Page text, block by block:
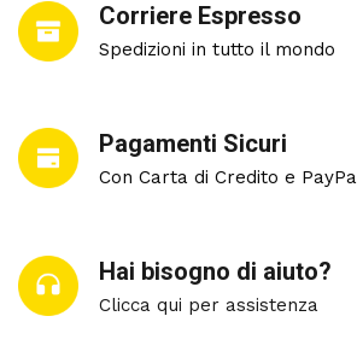
Corriere Espresso
Spedizioni in tutto il mondo
Pagamenti Sicuri
Con Carta di Credito e
Hai bisogno di aiuto?
Clicca qui per assistenza